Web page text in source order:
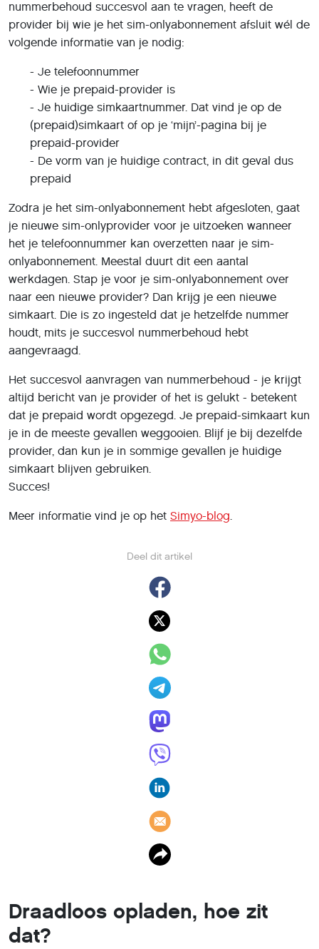
Deel dit artikel
werkdagen. Stap je voor je sim-onlyabonnement over
naar een nieuwe provider? Dan krijg je een nieuwe
simkaart. Die is zo ingesteld dat je hetzelfde nummer
houdt, mits je succesvol nummerbehoud hebt
aangevraagd.
Het succesvol aanvragen van nummerbehoud - je krijgt
altijd bericht van je provider of het is gelukt - betekent
dat je prepaid wordt opgezegd. Je prepaid-simkaart kun
je in de meeste gevallen weggooien. Blijf je bij dezelfde
provider, dan kun je in sommige gevallen je huidige
simkaart blijven gebruiken.
Succes!
Meer informatie vind je op hetSimyo-blog.
Draadloos opladen, hoe zit
Charlotte van Berne